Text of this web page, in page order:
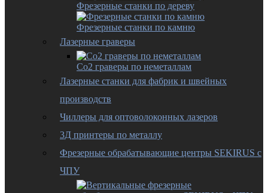
Фрезерные станки по дереву
Фрезерные станки по камню
Лазерные граверы
Co2 граверы по неметаллам
Лазерные станки для фабрик и швейных
производств
Чиллеры для оптоволоконных лазеров
3Д принтеры по металлу
Фрезерные обрабатывающие центры SEKIRUS с
ЧПУ